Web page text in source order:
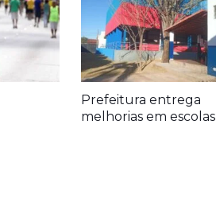
Prefeitura entrega
melhorias em escolas